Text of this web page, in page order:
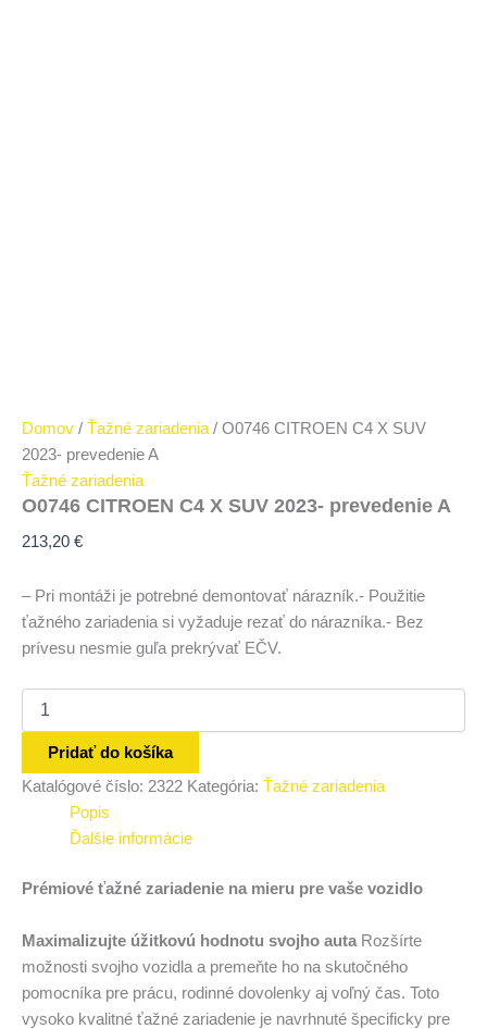
Domov / Ťažné zariadenia/ O0746 CITROEN C4 X SUV
2023- prevedenie A
Ťažné zariadenia
O0746 CITROEN C4 X SUV 2023- prevedenie A
213,20 €
– Pri montáži je potrebné demontovať nárazník.- Použitie
ťažného zariadenia si vyžaduje rezať do nárazníka.- Bez
prívesu nesmie guľa prekrývať EČV.
Pridať do košíka
Katalógové číslo: 2322 Kategória: Ťažné zariadenia
Popis
Ďalšie informácie
Prémiové ťažné zariadenie na mieru pre vaše vozidlo
Maximalizujte úžitkovú hodnotu svojho auta Rozšírte
možnosti svojho vozidla a premeňte ho na skutočného
pomocníka pre prácu, rodinné dovolenky aj voľný čas. Toto
vysoko kvalitné ťažné zariadenie je navrhnuté špecificky pre